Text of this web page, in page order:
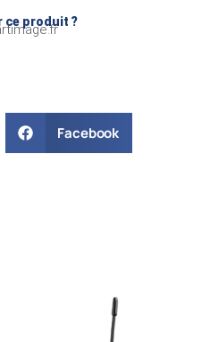
ce produit ?
Facebook